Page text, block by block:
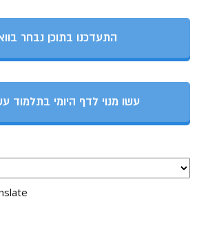
התעדכנו בתוכן נבחר
עשו מנוי לדף היומי בתלמוד